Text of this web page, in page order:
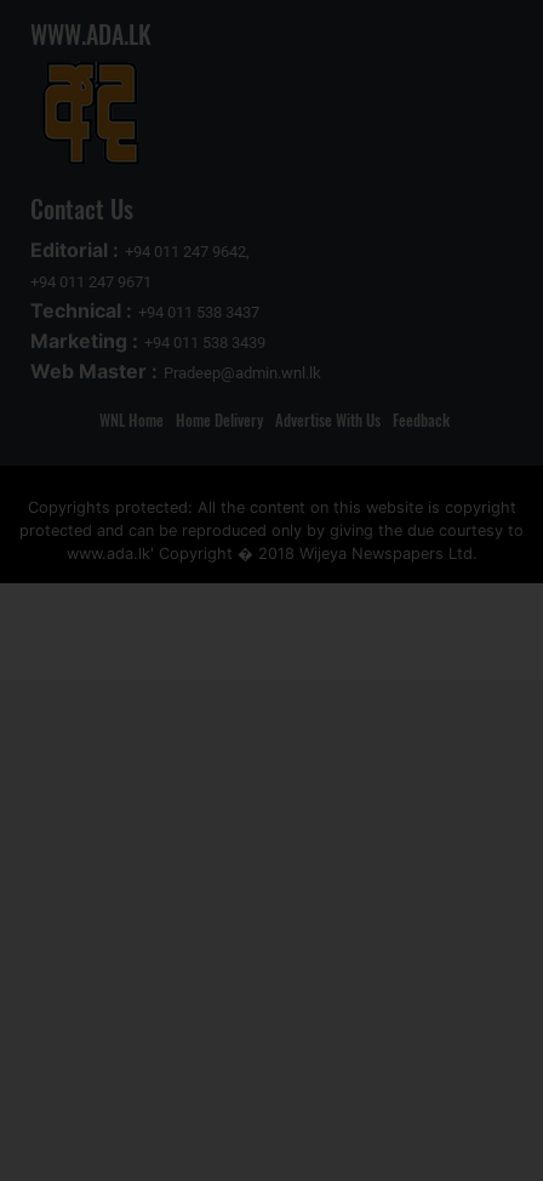
WWW.ADA.LK
Contact Us
Editorial : +94 011 247 9642,
+94 011 247 9671
Technical : +94 011 538 3437
Marketing : +94 011 538 3439
Web Master : Pradeep@admin.wnl.lk
WNL Home Home Delivery Advertise With Us Feedback
Copyrights protected: All the content on this website is copyright
protected and can be reproduced only by giving the due courtesy to
www.ada.lk' Copyright � 2018 Wijeya Newspapers Ltd.